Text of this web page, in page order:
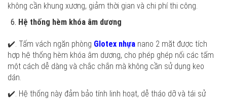
không cần khung xương, giảm thời gian và chi phí thi công.
Hệ thống hèm khóa âm dương
✔️. Tấm vách ngăn phòng Glotex nhựa nano 2 mặt được tích
hợp hệ thống hèm khóa âm dương, cho phép ghép nối các tấm
một cách dễ dàng và chắc chắn mà không cần sử dụng keo
dán.
✔️. Hệ thống này đảm bảo tính linh hoạt, dễ tháo dỡ và tái sử